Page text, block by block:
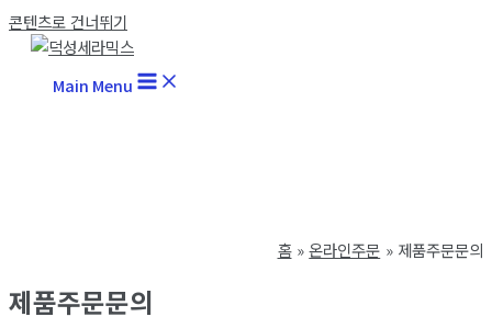
콘텐츠로 건너뛰기
Main Menu
홈 온라인주문 제품주문문의
제품주문문의